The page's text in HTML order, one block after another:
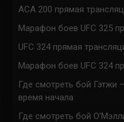
ACA 200 прямая
Марафон боев UFC 325
UFC 324 прямая
Марафон боев UFC 324
Где смотреть бой Гэтжи
время начала
Где смотреть бой